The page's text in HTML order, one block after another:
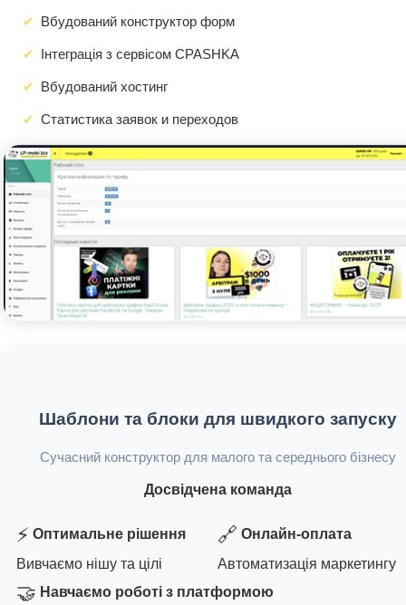
Вбудований конструктор форм
Інтеграція з сервісом CPASHKA
Вбудований хостинг
Статистика заявок и переходов
Шаблони та блоки для швидкого запуску
Сучасний конструктор для малого та середнього бізнесу
Досвідчена команда
⚡ Оптимальне рішення
Вивчаємо нішу та цілі
🔗 Онлайн-оплата
Автоматизація маркетингу
🤝 Навчаємо роботі з платформою